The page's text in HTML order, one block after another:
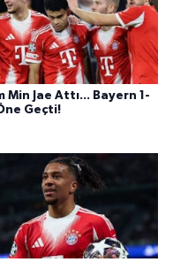
Min Jae Attı... Bayern 1-
Geçti!